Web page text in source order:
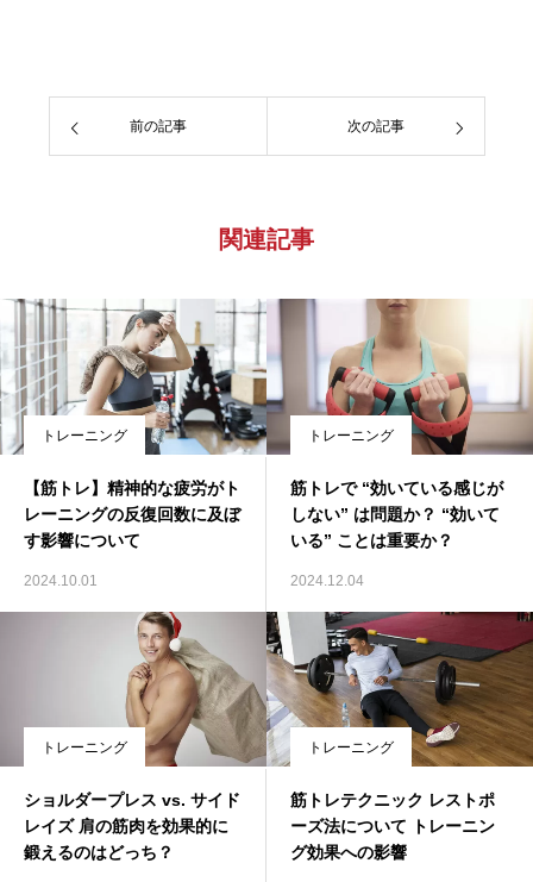
前の記事 次の記事
関連記事
トレーニング
【筋トレ】精神的な疲労がト
レーニングの反復回数に及ぼ
す影響について
2024.10.01
トレーニング
筋トレで “効いている感じが
しない” は問題か？ “効いて
いる” ことは重要か？
2024.12.04
トレーニング
ショルダープレス vs. サイド
レイズ 肩の筋肉を効果的に
鍛えるのはどっち？
トレーニング
筋トレテクニック レストポ
ーズ法について トレーニン
グ効果への影響